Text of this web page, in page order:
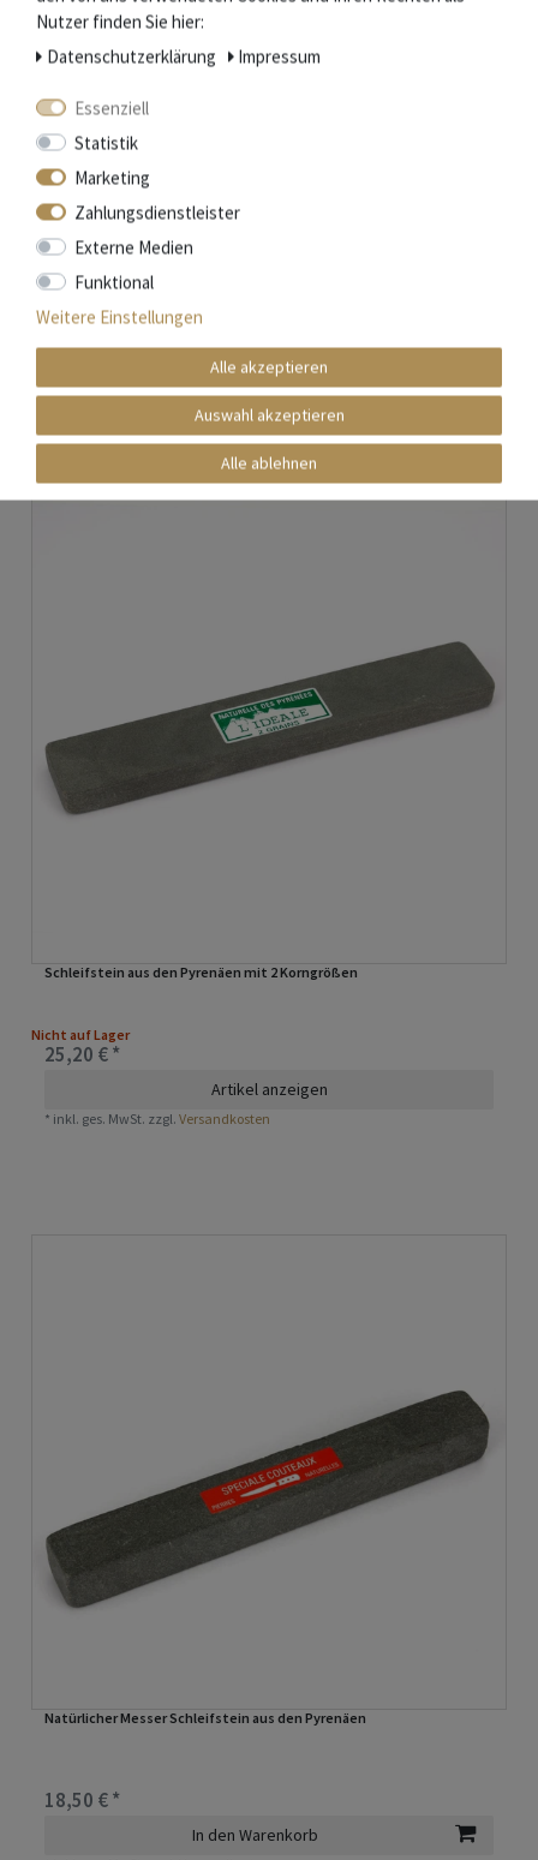
Natürlicher Schleifstein aus den Pyrenäen - 2 Korngrößen - Holzhalter
Nicht auf Lager
48,00 € *
Artikel anzeigen
Versandkosten
Schleifstein aus den Pyrenäen mit 2 Korngrößen
Nicht auf Lager
25,20 € *
Artikel anzeigen
* inkl. ges. MwSt. zzgl.Versandkosten
Natürlicher Messer Schleifstein aus den Pyrenäen
18,50 € *
In den Warenkorb
Nutzer finden Sie hier:
Daten­schutz­erklärung
Impressum
Essenziell
Statistik
Marketing
Zahlungsdienstleister
Externe Medien
Funktional
Weitere Einstellungen
Alle akzeptieren
Auswahl akzeptieren
Alle ablehnen